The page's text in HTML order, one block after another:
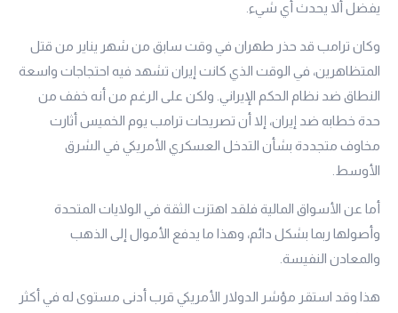
يفضل ألا يحدث أي شيء.
وكان ترامب قد حذر طهران في وقت سابق من شهر يناير من قتل
المتظاهرين، في الوقت الذي كانت إيران تشهد فيه احتجاجات واسعة
النطاق ضد نظام الحكم الإيراني. ولكن على الرغم من أنه خفف من
حدة خطابه ضد إيران، إلا أن تصريحات ترامب يوم الخميس أثارت
مخاوف متجددة بشأن التدخل العسكري الأمريكي في الشرق
الأوسط.
أما عن الأسواق المالية فلقد اهتزت الثقة في الولايات المتحدة
وأصولها ربما بشكل دائم، وهذا ما يدفع الأموال إلى الذهب
والمعادن النفيسة.
هذا وقد استقر مؤشر الدولار الأمريكي قرب أدنى مستوى له في أكثر